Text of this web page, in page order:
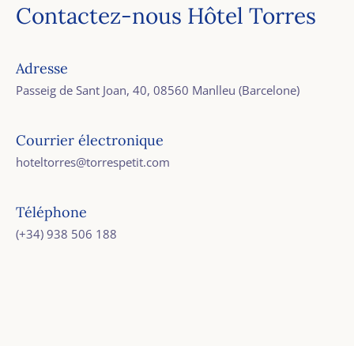
Contactez-nous Hôtel Torres
Adresse
Passeig de Sant Joan, 40, 08560 Manlleu (Barcelone)
Courrier électronique
hoteltorres@torrespetit.com
Téléphone
(+34) 938 506 188